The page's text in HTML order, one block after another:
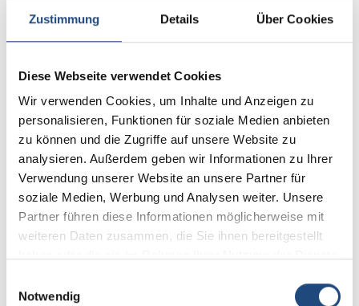
Zustimmung Details Über Cookies
Diese Webseite verwendet Cookies
Wir verwenden Cookies, um Inhalte und Anzeigen zu
personalisieren, Funktionen für soziale Medien anbieten
zu können und die Zugriffe auf unsere Website zu
analysieren. Außerdem geben wir Informationen zu Ihrer
Verwendung unserer Website an unsere Partner für
soziale Medien, Werbung und Analysen weiter. Unsere
Partner führen diese Informationen möglicherweise mit
weiteren Daten zusammen, die Sie ihnen bereitgestellt
Notwendig
Was kostet Sprengnetter Lead?
Zur Nutzung des Tools und des Konfigurators
schließen Sie ein Jahresabonnement ab. Hier
haben Sie die Wahl zwischen einer
Einmalzahlung für 12 Monate oder der
monatlichen Abbuchung.